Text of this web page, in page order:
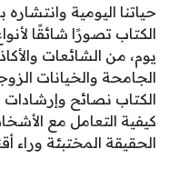
حياتنا اليومية
الكتاب تصورًا شائقًا
يوم، من الشائعات
الجامحة والخيانات
الكتاب نصائح وإرشادات
كيفية التعامل مع
الحقيقة المختبئة وراء